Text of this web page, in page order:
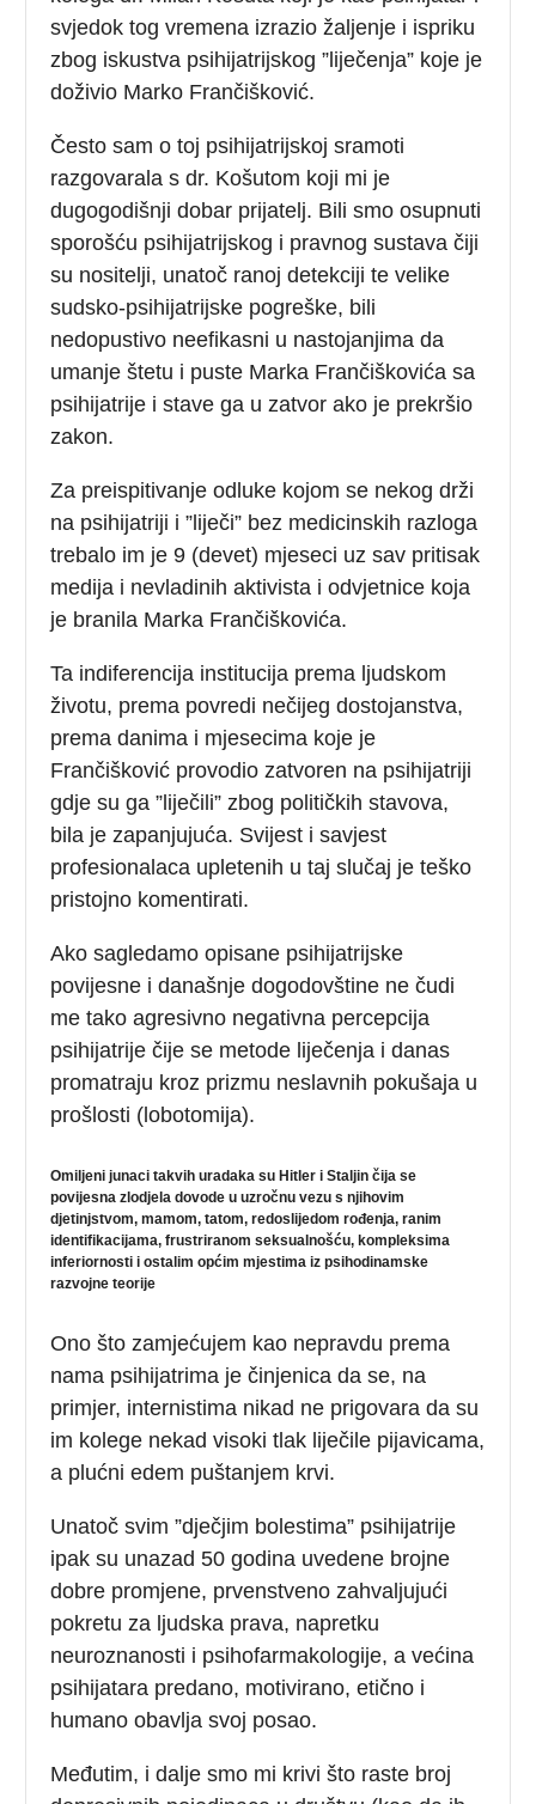
svjedok tog vremena izrazio žaljenje i ispriku
zbog iskustva psihijatrijskog ”liječenja” koje je
doživio Marko Frančišković.
Često sam o toj psihijatrijskoj sramoti
razgovarala s dr. Košutom koji mi je
dugogodišnji dobar prijatelj. Bili smo osupnuti
sporošću psihijatrijskog i pravnog sustava čiji
su nositelji, unatoč ranoj detekciji te velike
sudsko-psihijatrijske pogreške, bili
nedopustivo neefikasni u nastojanjima da
umanje štetu i puste Marka Frančiškovića sa
psihijatrije i stave ga u zatvor ako je prekršio
zakon.
Za preispitivanje odluke kojom se nekog drži
na psihijatriji i ”liječi” bez medicinskih razloga
trebalo im je 9 (devet) mjeseci uz sav pritisak
medija i nevladinih aktivista i odvjetnice koja
je branila Marka Frančiškovića.
Ta indiferencija institucija prema ljudskom
životu, prema povredi nečijeg dostojanstva,
prema danima i mjesecima koje je
Frančišković provodio zatvoren na psihijatriji
gdje su ga ”liječili” zbog političkih stavova,
bila je zapanjujuća. Svijest i savjest
profesionalaca upletenih u taj slučaj je teško
pristojno komentirati.
Ako sagledamo opisane psihijatrijske
povijesne i današnje dogodovštine ne čudi
me tako agresivno negativna percepcija
psihijatrije čije se metode liječenja i danas
promatraju kroz prizmu neslavnih pokušaja u
prošlosti (lobotomija).
Omiljeni junaci takvih uradaka su Hitler i Staljin čija se
povijesna zlodjela dovode u uzročnu vezu s njihovim
djetinjstvom, mamom, tatom, redoslijedom rođenja, ranim
identifikacijama, frustriranom seksualnošću, kompleksima
inferiornosti i ostalim općim mjestima iz psihodinamske
razvojne teorije
Ono što zamjećujem kao nepravdu prema
nama psihijatrima je činjenica da se, na
primjer, internistima nikad ne prigovara da su
im kolege nekad visoki tlak liječile pijavicama,
a plućni edem puštanjem krvi.
Unatoč svim ”dječjim bolestima” psihijatrije
ipak su unazad 50 godina uvedene brojne
dobre promjene, prvenstveno zahvaljujući
pokretu za ljudska prava, napretku
neuroznanosti i psihofarmakologije, a većina
psihijatara predano, motivirano, etično i
humano obavlja svoj posao.
Međutim, i dalje smo mi krivi što raste broj